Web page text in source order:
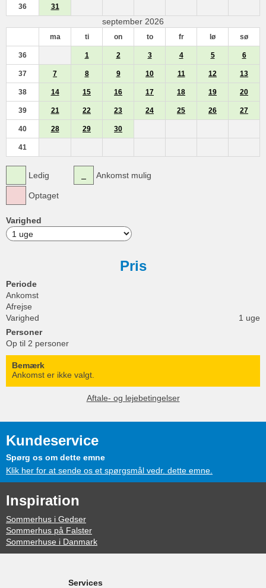
36 31
september 2026
ma ti on to fr lø sø
36 1 2 3 4 5 6
37 7 8 9 10 11 12 13
38 14 15 16 17 18 19 20
39 21 22 23 24 25 26 27
40 28 29 30
41
Ledig
Optaget
Ankomst mulig
Varighed
Pris
Periode
Ankomst
Afrejse
Varighed
1 uge
Personer
Op til 2 personer
Bemærk
Ankomst er ikke valgt.
Aftale- og lejebetingelser
Kundeservice
Spørg os om dette emne
Klik her for at sende os et spørgsmål vedr. dette emne.
Inspiration
Sommerhus i Gedser
Sommerhus på Falster
Sommerhuse i Danmark
Services